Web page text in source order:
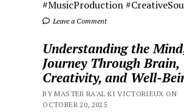
#MusicProduction
Leave a Comment
Understanding the
Journey Through Brain,
Creativity, and Well-
BY MASTER RA'AL KI VICTORIEUX ON
OCTOBER 20, 2025